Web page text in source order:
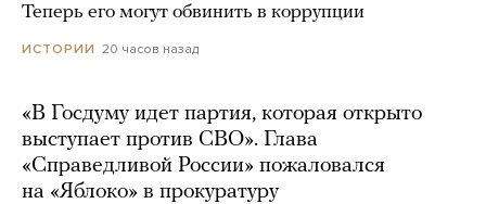
Теперь его могут обвинить в коррупции
ИСТОРИИ 20 часов назад
«В Госдуму идет партия, которая открыто
выступает против СВО». Глава
«Справедливой России» пожаловался
на «Яблоко» в прокуратуру